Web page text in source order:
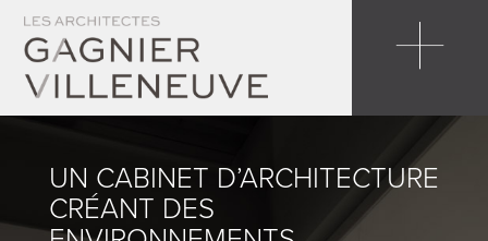
UN CABINET D’ARCHITECTURE
CRÉANT DES